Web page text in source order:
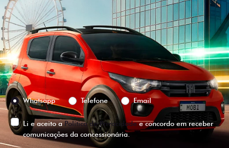
Versão escolhida
Preferência de contato:
Whatsapp
Telefone Email
Li e aceito aPolítica de Privacidadee concordo em receber
comunicações da concessionária.